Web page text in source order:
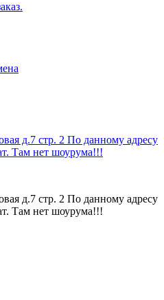
д.7 стр. 2 По данному адресу
Там нет шоурума!!!
д.7 стр. 2 По данному адресу
Там нет шоурума!!!